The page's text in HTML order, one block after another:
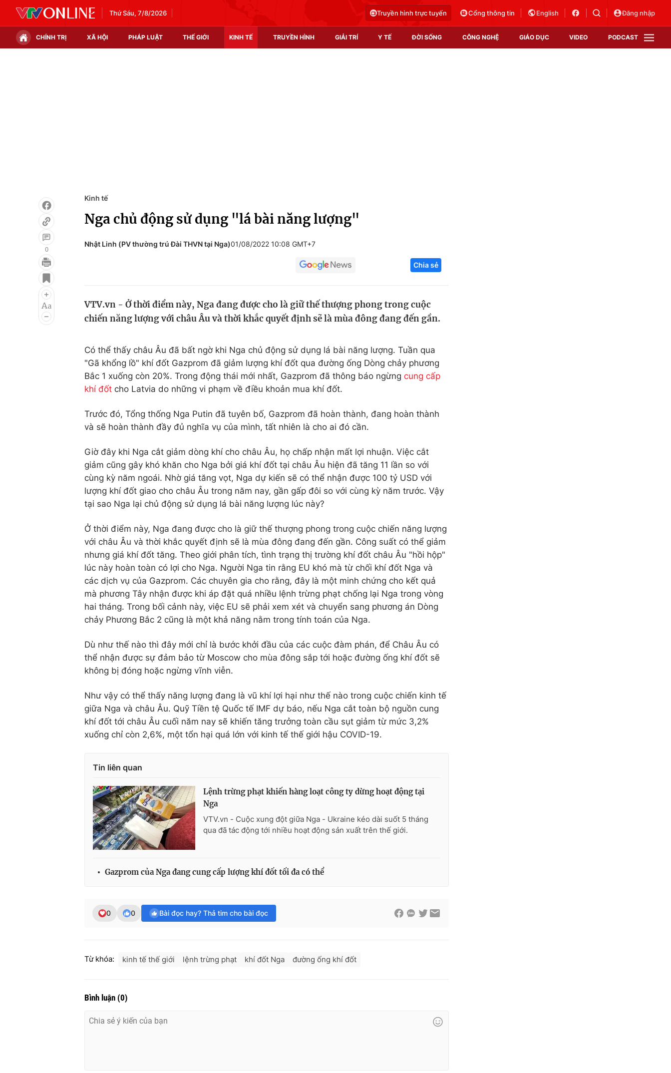
Thứ Sáu, 7/8/2026 Truyền hình trực tuyến Cổng thông tin English Đăng nhập
CHÍNH TRỊ XÃ HỘI PHÁP LUẬT THẾ GIỚI KINH TẾ TRUYỀN HÌNH GIẢI TRÍ Y TẾ ĐỜI SỐNG CÔNG NGHỆ GIÁO DỤC VIDEO PODCAST
Điện ảnh
Âm nhạc
Làm đẹp
Học trực tuyến
Công nghệ
Sản phẩm
Tư vấn
0
Kinh tế
Nga chủ động sử dụng "lá bài năng lượng"
Nhật Linh (PV thường trú Đài THVN tại Nga)01/08/2022 10:08 GMT+7
Chia sẻ
VTV.vn - Ở thời điểm này, Nga đang được cho là giữ thế thượng phong trong cuộc
chiến năng lượng với châu Âu và thời khắc quyết định sẽ là mùa đông đang đến gần.
Có thể thấy châu Âu đã bất ngờ khi Nga chủ động sử dụng lá bài năng lượng. Tuần qua
"Gã khổng lồ" khí đốt Gazprom đã giảm lượng khí đốt qua đường ống Dòng chảy phương
Bắc 1 xuống còn 20%. Trong động thái mới nhất, Gazprom đã thông báo ngừng cung cấp
khí đốt cho Latvia do những vi phạm về điều khoản mua khí đốt.
Trước đó, Tổng thống Nga Putin đã tuyên bố, Gazprom đã hoàn thành, đang hoàn thành
và sẽ hoàn thành đầy đủ nghĩa vụ của mình, tất nhiên là cho ai đó cần.
Giờ đây khi Nga cắt giảm dòng khí cho châu Âu, họ chấp nhận mất lợi nhuận. Việc cắt
giảm cũng gây khó khăn cho Nga bởi giá khí đốt tại châu Âu hiện đã tăng 11 lần so với
cùng kỳ năm ngoái. Nhờ giá tăng vọt, Nga dự kiến sẽ có thể nhận được 100 tỷ USD với
lượng khí đốt giao cho châu Âu trong năm nay, gần gấp đôi so với cùng kỳ năm trước. Vậy
tại sao Nga lại chủ động sử dụng lá bài năng lượng lúc này?
Ở thời điểm này, Nga đang được cho là giữ thế thượng phong trong cuộc chiến năng lượng
với châu Âu và thời khắc quyết định sẽ là mùa đông đang đến gần. Công suất có thể giảm
nhưng giá khí đốt tăng. Theo giới phân tích, tình trạng thị trường khí đốt châu Âu "hồi hộp"
lúc này hoàn toàn có lợi cho Nga. Người Nga tin rằng EU khó mà từ chối khí đốt Nga và
các dịch vụ của Gazprom. Các chuyên gia cho rằng, đây là một minh chứng cho kết quả
mà phương Tây nhận được khi áp đặt quá nhiều lệnh trừng phạt chống lại Nga trong vòng
hai tháng. Trong bối cảnh này, việc EU sẽ phải xem xét và chuyển sang phương án Dòng
chảy Phương Bắc 2 cũng là một khả năng nằm trong tính toán của Nga.
Dù như thế nào thì đây mới chỉ là bước khởi đầu của các cuộc đàm phán, để Châu Âu có
thể nhận được sự đảm bảo từ Moscow cho mùa đông sắp tới hoặc đường ống khí đốt sẽ
không bị đóng hoặc ngừng vĩnh viễn.
Như vậy có thể thấy năng lượng đang là vũ khí lợi hại như thế nào trong cuộc chiến kinh tế
giữa Nga và châu Âu. Quỹ Tiền tệ Quốc tế IMF dự báo, nếu Nga cắt toàn bộ nguồn cung
khí đốt tới châu Âu cuối năm nay sẽ khiến tăng trưởng toàn cầu sụt giảm từ mức 3,2%
xuống chỉ còn 2,6%, một tổn hại quá lớn với kinh tế thế giới hậu COVID-19.
Tin liên quan
Lệnh trừng phạt khiến hàng loạt công ty dừng hoạt động tại
Nga
VTV.vn - Cuộc xung đột giữa Nga - Ukraine kéo dài suốt 5 tháng
qua đã tác động tới nhiều hoạt động sản xuất trên thế giới.
Gazprom của Nga đang cung cấp lượng khí đốt tối đa có thể
0 0 Bài đọc hay? Thả tim cho bài đọc
Từ khóa: kinh tế thế giới lệnh trừng phạt khí đốt Nga đường ống khí đốt
Bình luận (0)